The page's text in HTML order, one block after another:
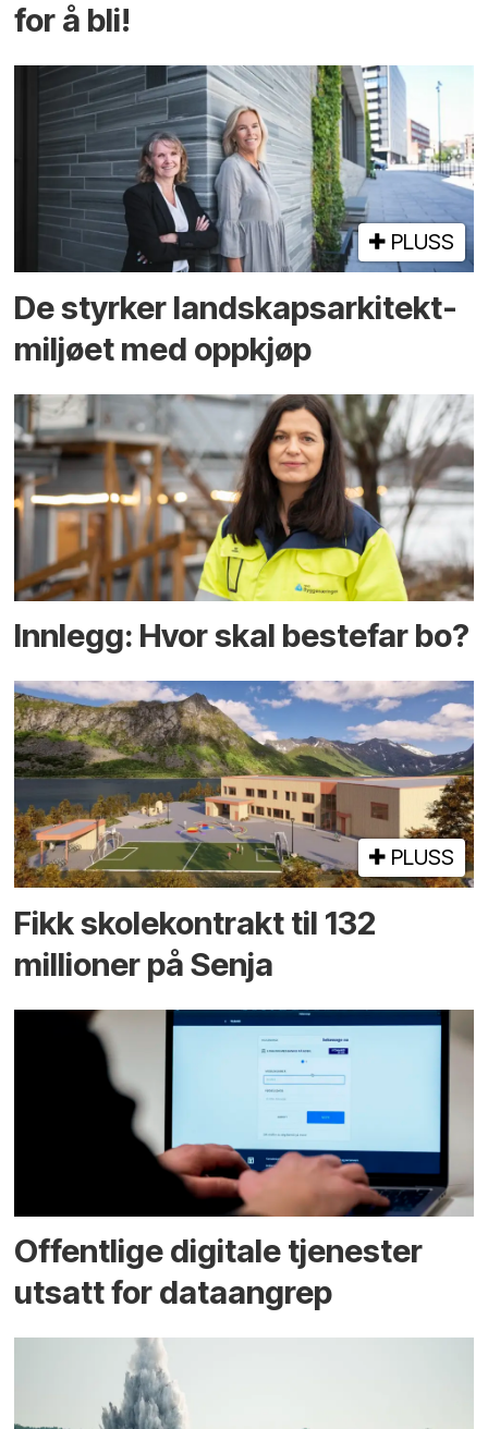
for å bli!
PLUSS
De styrker landskaps­arkitekt­
miljøet med oppkjøp
Innlegg: Hvor skal bestefar bo?
PLUSS
Fikk skole­kontrakt til 132
millioner på Senja
Offentlige digitale tjenester
utsatt for dataangrep